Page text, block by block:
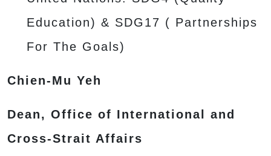
Education) & SDG17 ( Partnerships
For The Goals)
Chien-Mu Yeh
Dean, Office of International and
Cross-Strait Affairs